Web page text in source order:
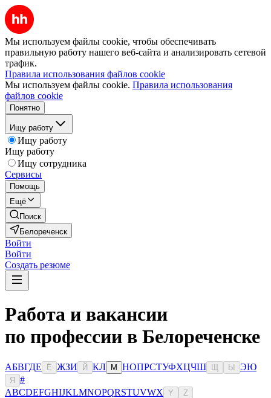
Мы используем файлы cookie, чтобы обеспечивать
правильную работу нашего веб-сайта и анализировать сетевой
трафик.
Правила использования файлов cookie
Мы используем файлы cookie. Правила использования
файлов cookie
Понятно
Ищу работу
Ищу работу
Ищу работу
Ищу сотрудника
Сервисы
Помощь
Ещё
Поиск
Белореченск
Войти
Войти
Создать резюме
Работа и вакансии
по профессии в Белореченске
АБВГДЕ Ё ЖЗИ Й КЛ М НОПРСТУФХЦЧШ Ы ЭЮ
Я
#
ABCDEFGHIJKLMNOPQRSTUVWX Y Z